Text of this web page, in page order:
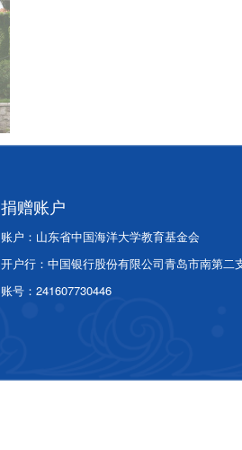
捐赠账户
账户：山东省中国海洋大学教育基金会
开户行：中国银行股份有限公司青岛市南第二
账号：241607730446